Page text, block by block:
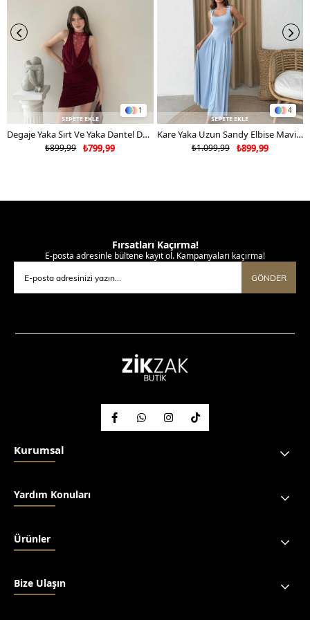
1
SEPETE EKLE
Degaje Yaka Sırt Ve Yaka Dantel Detay Mini Sandy Elbise Bordo 2104
₺799,99
₺899,99
4
SEPETE EKLE
Kare Yaka Uzun Sandy Elbise Mavi 2102
₺899,99
₺1.099,99
Fırsatları Kaçırma!
E-posta adresinle bültene kayıt ol. Kampanyaları kaçırma!
GÖNDER
Kurumsal
Yardım Konuları
Ürünler
Bize Ulaşın